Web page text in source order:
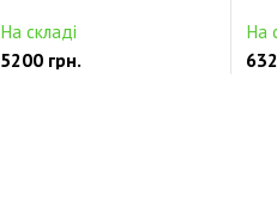
На складі
5200 грн.
На